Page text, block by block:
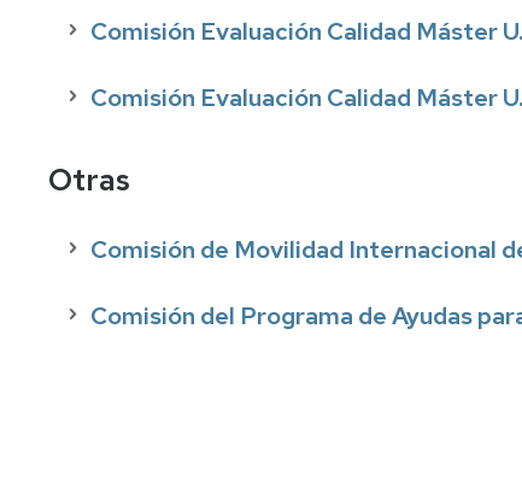
Comisión Evaluación Calidad Máster
Comisión Evaluación Calidad Máster
Otras
Comisión de Movilidad Internacional
Comisión del Programa de Ayudas